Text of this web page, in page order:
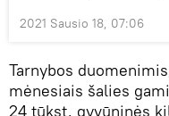
2021 Sausio 18, 07:06
Tarnybos
mėnesiais šalies
24 tūkst. gyvūninės